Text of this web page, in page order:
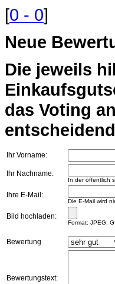
[0 - 0]
Neue
Die jeweils
das Voting
Ihr Vorname:
Ihr Nachname:
In der öffentlich
Ihre E-Mail:
Die E-Mail wird
Bild hochladen:
Format: JPEG,
Bewertung
Bewertungstext: